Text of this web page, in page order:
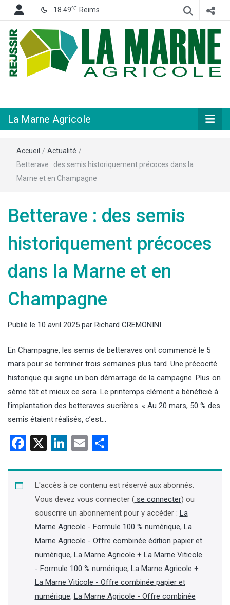
18.49℃ Reims
Agricole
La Marne Agricole
Accueil / Actualité /
Betterave : des semis historiquement précoces dans la
Marne et en Champagne
Betterave : des semis
historiquement précoces
dans la Marne et en
Champagne
Publié le 10 avril 2025 par Richard CREMONINI
En Champagne, les semis de betteraves ont commencé le 5
mars pour se terminer trois semaines plus tard. Une précocité
historique qui signe un bon démarrage de la campagne. Plus on
sème tôt et mieux ce sera. Le printemps clément a bénéficié à
l’implantation des betteraves sucrières. « Au 20 mars, 50 % des
semis étaient réalisés, c’est…
Facebook
X LinkedIn
Email
L'accès à ce contenu est réservé aux abonnés.
Vous devez vous connecter (se connecter) ou
souscrire un abonnement pour y accéder : La
Marne Agricole - Formule 100 % numérique, La
Marne Agricole - Offre combinée édition papier et
numérique, La Marne Agricole + La Marne Viticole
- Formule 100 % numérique, La Marne Agricole +
La Marne Viticole - Offre combinée papier et
numérique, La Marne Agricole - Offre combinée